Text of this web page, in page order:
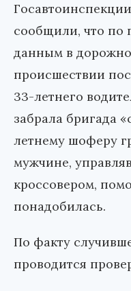
сообщили, что по
данным в
происшествии
33-летнего
забрала бригада
летнему шоферу
мужчине,
кроссовером,
понадобилась.
По факту
проводится